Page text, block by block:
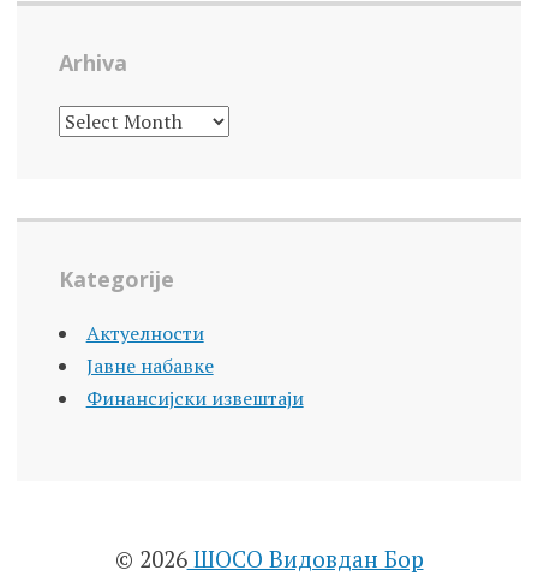
Arhiva
ARHIVA
Kategorije
Актуелности
Јавне набавке
Финансијски извештаји
© 2026ШОСО Видовдан Бор